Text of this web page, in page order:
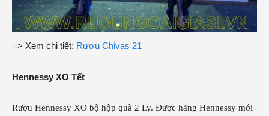
=> Xem chi tiết: Rượu Chivas 21
Hennessy XO Tết
Rượu Hennessy XO bộ hộp quà 2 Ly. Được hãng Hennessy mới